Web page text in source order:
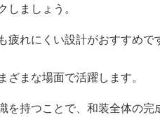
ましょう。
疲れにくい設計がおすすめで
まな場面で活躍します。
持つことで、和装全体の